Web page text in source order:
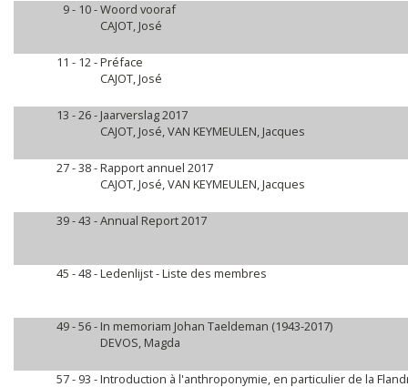
9 - 10 -Woord vooraf
CAJOT, José
11 - 12 -Préface
CAJOT, José
13 - 26 - Jaarverslag 2017
CAJOT, José, VAN KEYMEULEN, Jacques
27 - 38 -Rapport annuel 2017
CAJOT, José, VAN KEYMEULEN, Jacques
39 - 43 -Annual Report 2017
45 - 48 -Ledenlijst - Liste des membres
49 - 56 - In memoriam Johan Taeldeman (1943-2017)
DEVOS, Magda
57 - 93 -Introduction à l'anthroponymie, en particulier de la